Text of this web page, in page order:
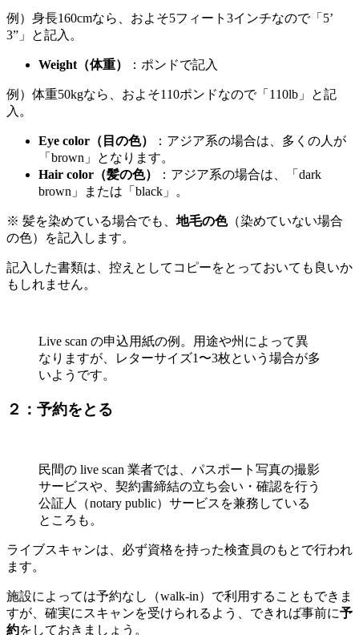
例）身長160cmなら、およそ5フィート3インチなので「5’
3”」と記入。
Weight （体重） ：ポンドで記入
例）体重50kgなら、およそ110ポンドなので「110lb」と記
入。
Eye color （目の色）
：アジア系の場合は、多くの人が
「brown」となります。
Hair color （髪の色）
：アジア系の場合は、「dark
brown」または「black」。
※ 髪を染めている場合でも、 地毛の色（染めていない場合
の色）を記入します。
記入した書類は、控えとしてコピーをとっておいても良いか
もしれません。
Live scan の申込用紙の例。用途や州によって異
なりますが、レターサイズ1〜3枚という場合が多
いようです。
２：予約をとる
民間の live scan 業者では、パスポート写真の撮影
サービスや、契約書締結の立ち会い・確認を行う
公証人（notary public）サービスを兼務している
ところも。
ライブスキャンは、必ず資格を持った検査員のもとで行われ
ます。
施設によっては予約なし（walk-in）で利用することもできま
すが、確実にスキャンを受けられるよう、できれば事前に予
約をしておきましょう。